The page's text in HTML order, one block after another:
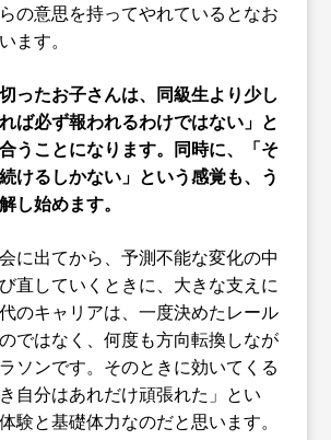
の意思を持ってやれているとなお
ます。
ったお子さんは、同級生より少し
ば必ず報われるわけではない」と
うことになります。同時に、「そ
けるしかない」という感覚も、う
し始めます。
に出てから、予測不能な変化の中
直していくときに、大きな支えに
のキャリアは、一度決めたレール
ではなく、何度も方向転換しなが
ソンです。そのときに効いてくる
自分はあれだけ頑張れた」とい
験と基礎体力なのだと思います。